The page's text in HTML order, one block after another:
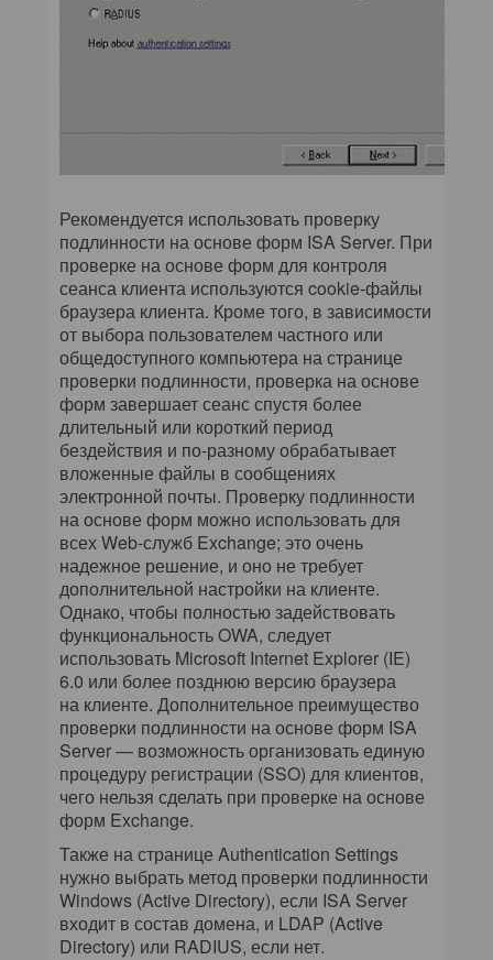
Рекомендуется использовать проверку
подлинности на основе форм ISA Server. При
проверке на основе форм для контроля
сеанса клиента используются cookie-файлы
браузера клиента. Кроме того, в зависимости
от выбора пользователем частного или
общедоступного компьютера на странице
проверки подлинности, проверка на основе
форм завершает сеанс спустя более
длительный или короткий период
бездействия и по-разному обрабатывает
вложенные файлы в сообщениях
электронной почты. Проверку подлинности
на основе форм можно использовать для
всех Web-служб Exchange; это очень
надежное решение, и оно не требует
дополнительной настройки на клиенте.
Однако, чтобы полностью задействовать
функциональность OWA, следует
использовать Microsoft Internet Explorer (IE)
6.0 или более позднюю версию браузера
на клиенте. Дополнительное преимущество
проверки подлинности на основе форм ISA
Server — возможность организовать единую
процедуру регистрации (SSO) для клиентов,
чего нельзя сделать при проверке на основе
форм Exchange.
Также на странице Authentication Settings
нужно выбрать метод проверки подлинности
Windows (Active Directory), если ISA Server
входит в состав домена, и LDAP (Active
Directory) или RADIUS, если нет.